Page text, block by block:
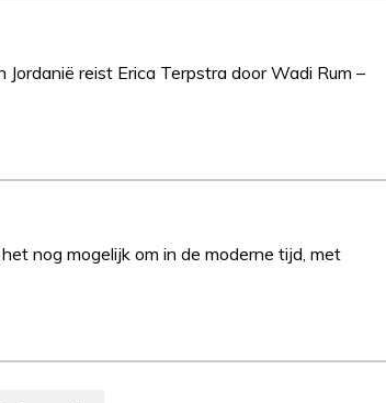
reist Erica Terpstra door Wadi Rum –
nog mogelijk om in de moderne tijd, met